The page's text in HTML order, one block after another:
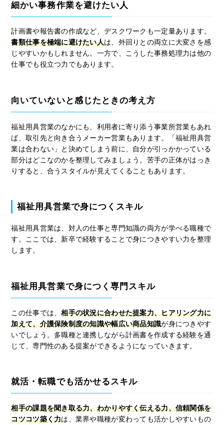
細かい事務作業を避けたい人
計画書や報告書の作成など、デスクワークも一定量あります。
書類仕事を極端に避けたい人は、外回りとの両立に大変さを感
じやすいかもしれません。一方で、こうした事務処理力は他の
仕事でも役立つ力でもあります。
向いていないと感じたときの考え方
福祉用具営業のなかにも、利用者に寄り添う事業所営業もあれ
ば、取引先と向き合うメーカー営業もあります。「福祉用具営
業は合わない」と決めてしまう前に、自分が引っかかっている
部分はどこなのかを整理してみましょう。苦手の正体がはっき
りすると、合うスタイルが見えてくることもあります。
福祉用具営業で身につくスキル
福祉用具営業は、対人の仕事と専門知識の両方が学べる職種で
す。ここでは、新卒で経験することで身につきやすい力を整理
します。
福祉用具営業で身につく専門スキル
この仕事では、相手の状況に合わせた提案力、ヒアリング力に
加えて、介護保険制度の知識や幅広い商品知識が身につきやす
いでしょう。多職種と連携しながら計画書を作成する経験を通
じて、専門性のある提案ができるようになっていきます。
就活・転職でも活かせるスキル
相手の課題を聞き取る力、わかりやすく伝える力、信頼関係を
コツコツ築く力は、業界や職種が変わっても活かしやすいもの